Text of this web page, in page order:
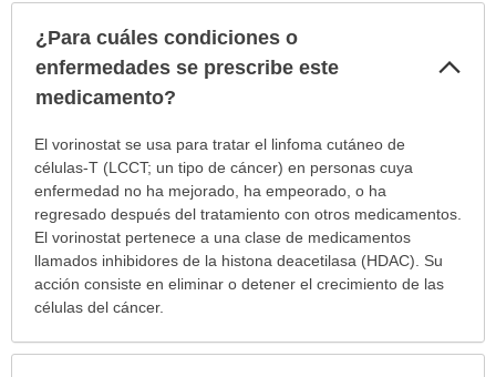
¿Para cuáles condiciones o
enfermedades se prescribe este
medicamento?
¿Para
cuáles
condiciones
enfermedades
prescribe
este
ha
El vorinostat se usa para tratar el linfoma cutáneo de
células-T (LCCT; un tipo de cáncer) en personas cuya
enfermedad no ha mejorado, ha empeorado, o ha
regresado después del tratamiento con otros medicamentos.
El vorinostat pertenece a una clase de medicamentos
llamados inhibidores de la histona deacetilasa (HDAC). Su
acción consiste en eliminar o detener el crecimiento de las
células del cáncer.